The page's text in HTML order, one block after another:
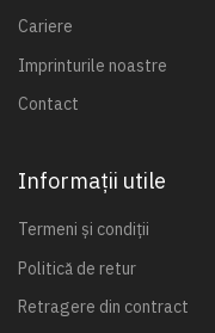
Cariere
Imprinturile noastre
Contact
Informații utile
Termeni și condiții
Politică de retur
Retragere din contract